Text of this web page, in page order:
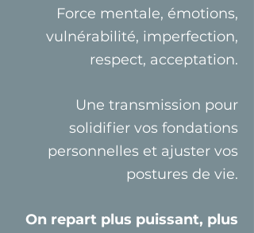
Force mentale, émotions,
vulnérabilité, imperfection,
respect, acceptation.
Une transmission pour
solidifier vos fondations
personnelles et ajuster vos
postures de vie.
On repart plus puissant, plus